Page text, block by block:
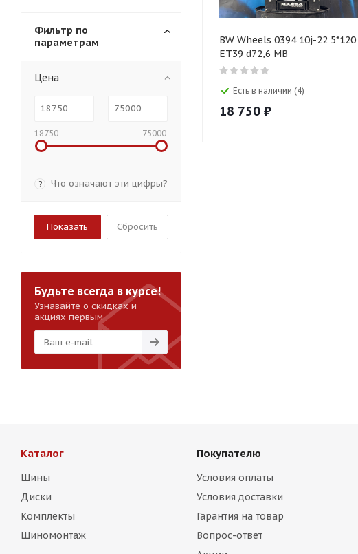
BW Wheels 0394 10j-22 5*120
ET39 d72,6 MB
Есть в наличии (4)
18 750 ₽
Фильтр по
параметрам
Цена
18750 75000
? Что означают эти цифры?
Сбросить
Будьте всегда в курсе!
Узнавайте о скидках и
акциях первым
Каталог
Шины
Диски
Комплекты
Шиномонтаж
Покупателю
Условия оплаты
Условия доставки
Гарантия на товар
Вопрос-ответ